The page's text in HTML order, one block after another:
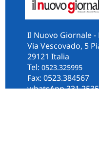
Il Nuovo Giornale -
Via Vescovado, 5
29121 Italia
Tel: 0523.325995
Fax: 0523.384567
whatsApp